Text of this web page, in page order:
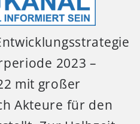
2023 –
mit großer
Akteure für den